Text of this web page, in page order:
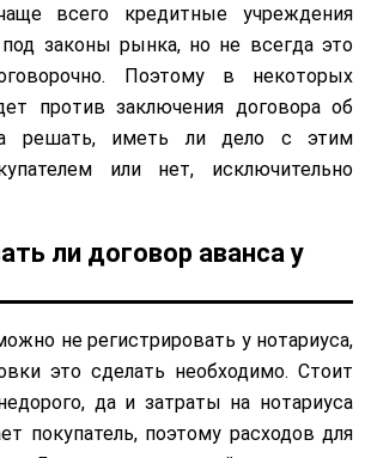
всего кредитные учреждения
законы рынка, но не всегда это
Поэтому в некоторых
против заключения договора об
решать, иметь ли дело с этим
или нет, исключительно
ли договор аванса у
не регистрировать у нотариуса,
это сделать необходимо. Стоит
да и затраты на нотариуса
покупатель, поэтому расходов для